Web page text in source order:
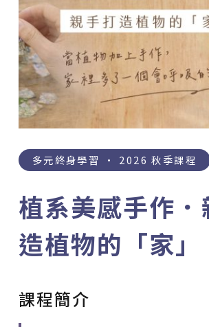
多元終身學習 · 2026 秋季課程
植系美感手作．
造植物的「家」
課程簡介